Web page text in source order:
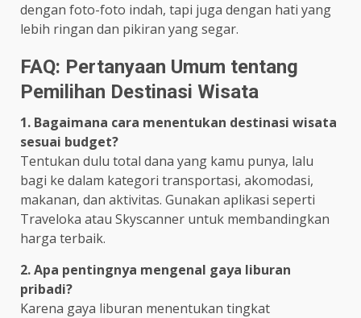
dengan foto-foto indah, tapi juga dengan hati yang
lebih ringan dan pikiran yang segar.
FAQ: Pertanyaan Umum tentang
Pemilihan Destinasi Wisata
1. Bagaimana cara menentukan destinasi wisata
sesuai budget?
Tentukan dulu total dana yang kamu punya, lalu
bagi ke dalam kategori transportasi, akomodasi,
makanan, dan aktivitas. Gunakan aplikasi seperti
Traveloka atau Skyscanner untuk membandingkan
harga terbaik.
2. Apa pentingnya mengenal gaya liburan
pribadi?
Karena gaya liburan menentukan tingkat